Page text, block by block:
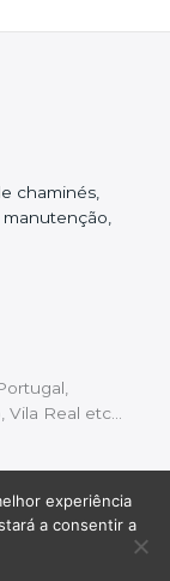
chaminés,
Real etc…
web
experiência
a consentir a